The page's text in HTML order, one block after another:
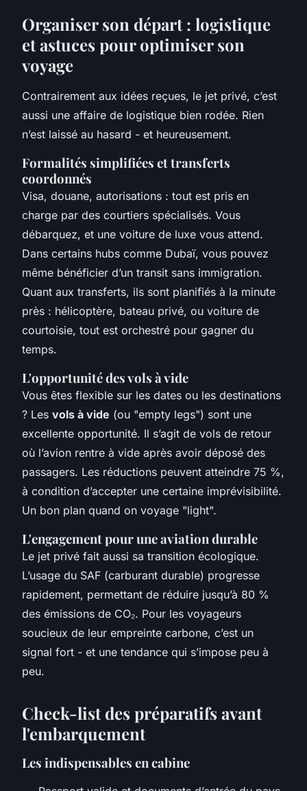
Organiser son départ : logistique
et astuces pour optimiser son
voyage
Contrairement aux idées reçues, le jet privé, c’est
aussi une affaire de logistique bien rodée. Rien
n’est laissé au hasard - et heureusement.
Formalités simplifiées et transferts
coordonnés
Visa, douane, autorisations : tout est pris en
charge par des courtiers spécialisés. Vous
débarquez, et une voiture de luxe vous attend.
Dans certains hubs comme Dubaï, vous pouvez
même bénéficier d’un transit sans immigration.
Quant aux transferts, ils sont planifiés à la minute
près : hélicoptère, bateau privé, ou voiture de
courtoisie, tout est orchestré pour gagner du
temps.
L'opportunité des vols à vide
Vous êtes flexible sur les dates ou les destinations
? Les vols à vide (ou "empty legs") sont une
excellente opportunité. Il s’agit de vols de retour
où l’avion rentre à vide après avoir déposé des
passagers. Les réductions peuvent atteindre 75 %,
à condition d’accepter une certaine imprévisibilité.
Un bon plan quand on voyage "light".
L'engagement pour une aviation durable
Le jet privé fait aussi sa transition écologique.
L’usage du SAF (carburant durable) progresse
rapidement, permettant de réduire jusqu’à 80 %
des émissions de CO₂. Pour les voyageurs
soucieux de leur empreinte carbone, c’est un
signal fort - et une tendance qui s’impose peu à
peu.
Check-list des préparatifs avant
l'embarquement
Les indispensables en cabine